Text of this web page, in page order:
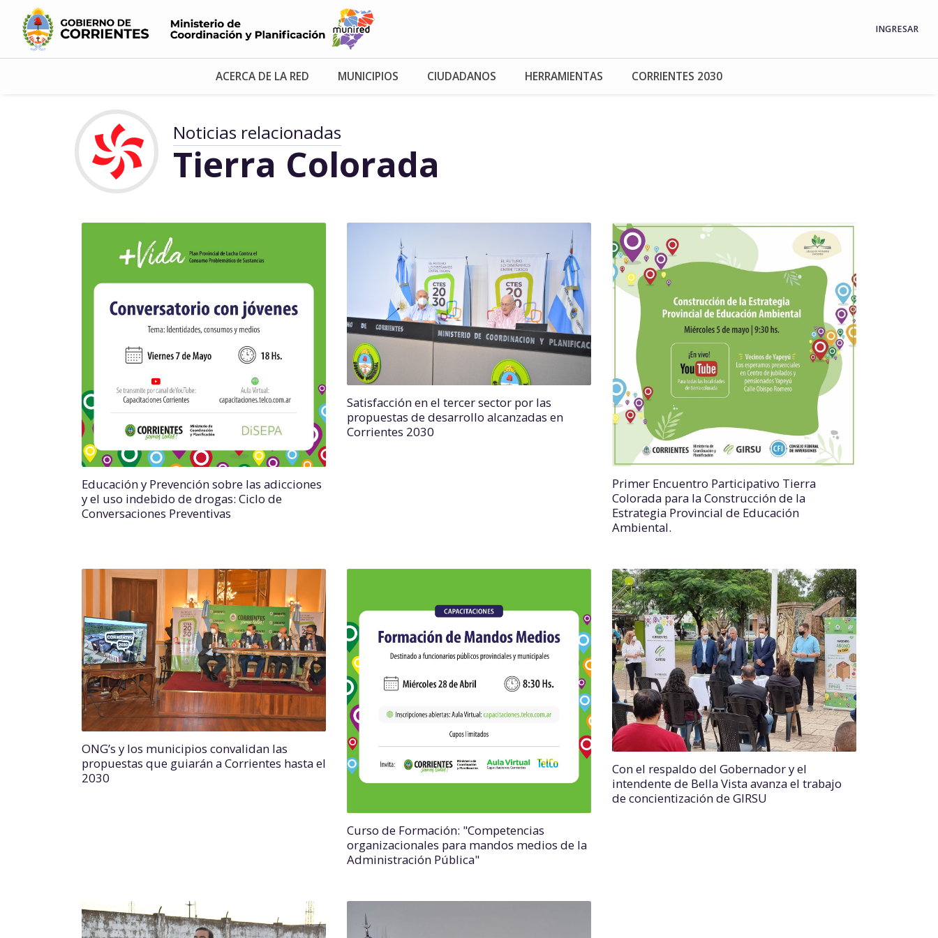
INGRESAR
ACERCA DE LA RED MUNICIPIOS CIUDADANOS HERRAMIENTAS CORRIENTES 2030
Noticias relacionadas
Tierra Colorada
Educación y Prevención sobre las adicciones
y el uso indebido de drogas: Ciclo de
Conversaciones Preventivas
Satisfacción en el tercer sector por las
propuestas de desarrollo alcanzadas en
Corrientes 2030
Primer Encuentro Participativo Tierra
Colorada para la Construcción de la
Estrategia Provincial de Educación
Ambiental.
ONG’s y los municipios convalidan las
propuestas que guiarán a Corrientes hasta el
2030
Curso de Formación: "Competencias
organizacionales para mandos medios de la
Administración Pública"
Con el respaldo del Gobernador y el
intendente de Bella Vista avanza el trabajo
de concientización de GIRSU